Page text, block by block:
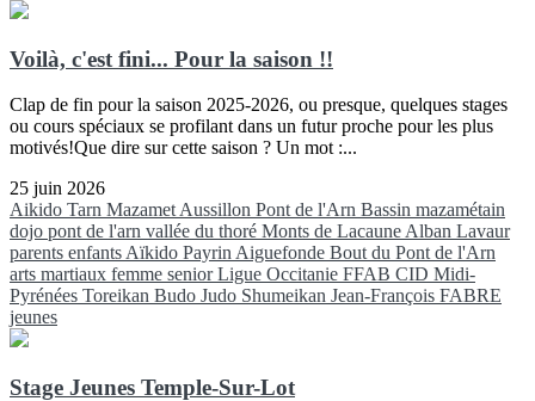
Voilà, c'est fini... Pour la saison !!
Clap de fin pour la saison 2025-2026, ou presque, quelques stages
ou cours spéciaux se profilant dans un futur proche pour les plus
motivés!Que dire sur cette saison ? Un mot :...
25 juin 2026
Aikido Tarn Mazamet Aussillon Pont de l'Arn Bassin mazamétain
dojo pont de l'arn vallée du thoré Monts de Lacaune Alban Lavaur
parents enfants Aïkido Payrin Aiguefonde Bout du Pont de l'Arn
arts martiaux femme seniorLigue Occitanie FFAB CID Midi-
Pyrénées Toreikan Budo Judo Shumeikan Jean-François FABRE
jeunes
Stage Jeunes Temple-Sur-Lot